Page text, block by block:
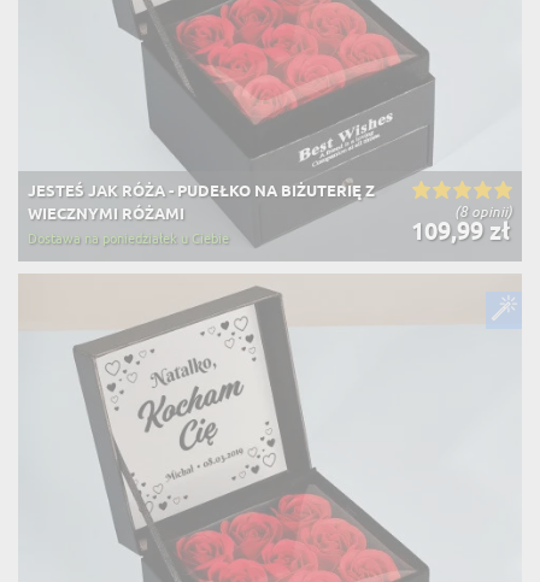
(8 opinii)
JESTEŚ JAK RÓŻA - PUDEŁKO NA BIŻUTERIĘ Z
WIECZNYMI RÓŻAMI
109,99 zł
Dostawa na poniedziałek u Ciebie